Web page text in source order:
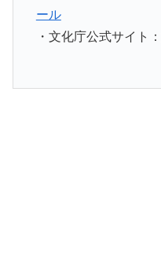
ール
・文化庁公式サイト：